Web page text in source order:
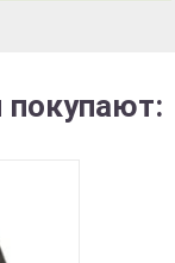
покупают: